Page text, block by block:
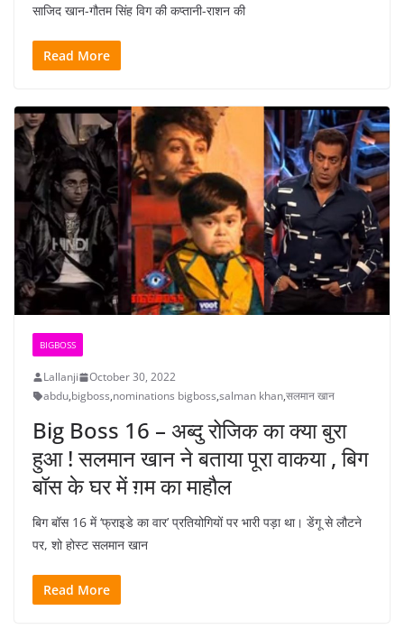
साजिद खान-गौतम सिंह विग की कप्तानी-राशन की
Read More
BIGBOSS
Lallanji
October 30, 2022
abdu,bigboss,nominations bigboss,salman khan,सलमान खान
Big Boss 16 – अब्दु रोजिक का क्या बुरा
हुआ ! सलमान खान ने बताया पूरा वाकया , बिग
बॉस के घर में ग़म का माहौल
बिग बॉस 16 में ‘फ्राइडे का वार’ प्रतियोगियों पर भारी पड़ा था। डेंगू से लौटने
पर, शो होस्ट सलमान खान
Read More